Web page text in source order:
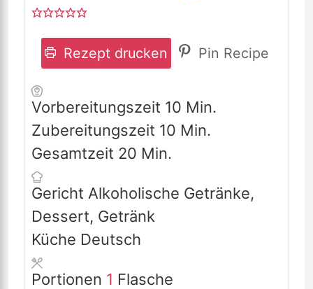
Rezept drucken Pin Recipe
Vorbereitungszeit 10Minuten
Min.
Zubereitungszeit 10Minuten
Min.
Gesamtzeit 20Minuten
Min.
Gericht Alkoholische Getränke,
Dessert, Getränk
Küche Deutsch
Portionen 1 Flasche